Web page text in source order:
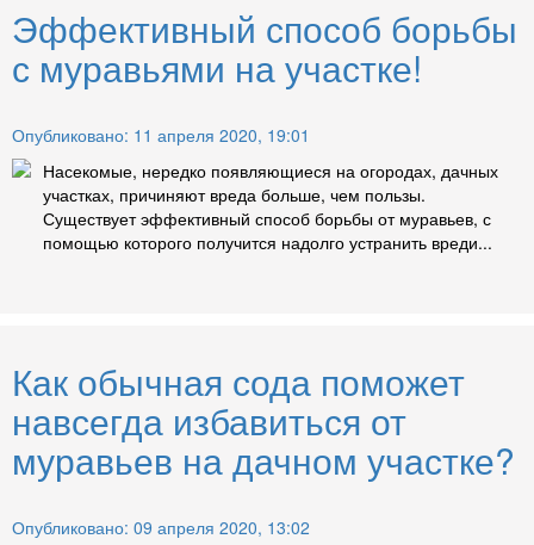
Эффективный способ борьбы
с муравьями на участке!
Опубликовано: 11 апреля 2020, 19:01
Насекомые, нередко появляющиеся на огородах, дачных
участках, причиняют вреда больше, чем пользы.
Существует эффективный способ борьбы от муравьев, с
помощью которого получится надолго устранить вреди...
Как обычная сода поможет
навсегда избавиться от
муравьев на дачном участке?
Опубликовано: 09 апреля 2020, 13:02